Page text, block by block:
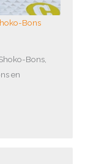
Bons
Bons,
en